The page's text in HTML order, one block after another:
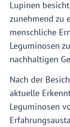
Lupinen
zunehmend zu
menschliche
Leguminosen
nachhaltigen
Nach der
aktuelle
Leguminosen